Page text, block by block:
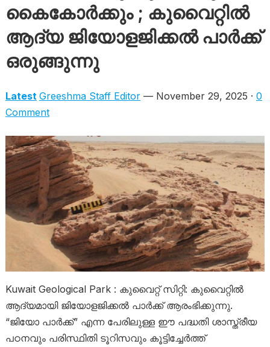
കൈകോർക്കും ; കുവൈറ്റിൽ
ആദ്യ ജിയോളജിക്കൽ പാർക്ക്
ഒരുങ്ങുന്നു
Latest Greeshma Staff Editor— November 29, 2025 · 0
Comment
Kuwait Geological Park : കുവൈറ്റ് സിറ്റി: കുവൈറ്റിൽ
ആദ്യമായി ജിയോളജിക്കൽ പാർക്ക് ആരംഭിക്കുന്നു.
“ജിയോ പാർക്ക്” എന്ന പേരിലുള്ള ഈ പദ്ധതി ശാസ്ത്രീയ
പഠനവും പരിസ്ഥിതി ടൂറിസവും കൂട്ടിച്ചേർത്ത്